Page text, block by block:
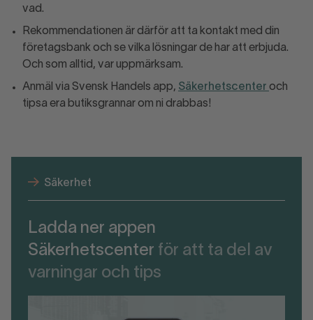
vad.
Rekommendationen är därför att ta kontakt med din
företagsbank och se vilka lösningar de har att erbjuda.
Och som alltid, var uppmärksam.
Anmäl via Svensk Handels app, Säkerhetscenter och
tipsa era butiksgrannar om ni drabbas!
Säkerhet
Ladda ner appen
Säkerhetscenter för att ta del av
varningar och tips